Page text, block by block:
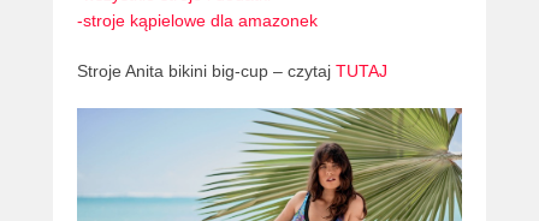
-stroje kąpielowe dla amazonek
Stroje Anita bikini big-cup – czytaj TUTAJ